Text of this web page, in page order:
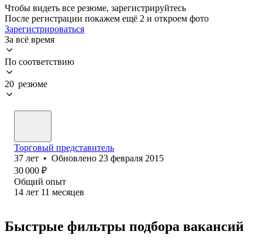
Чтобы видеть все резюме, зарегистрируйтесь
После регистрации покажем ещё 2 и откроем фото
Зарегистрироваться
За всё время
По соответствию
20 резюме
Торговый представитель
37 лет • Обновлено 23 февраля 2015
30 000 ₽
Общий опыт
14 лет 11 месяцев
Быстрые фильтры подбора вакансий